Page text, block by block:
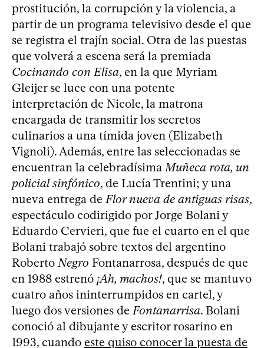
prostitución, la corrupción y la violencia, a
partir de un programa televisivo desde el que
se registra el trajín social. Otra de las puestas
que volverá a escena será la premiada
Cocinando con Elisa, en la que Myriam
Gleijer se luce con una potente
interpretación de Nicole, la matrona
encargada de transmitir los secretos
culinarios a una tímida joven (Elizabeth
Vignoli). Además, entre las seleccionadas se
encuentran la celebradísima Muñeca rota, un
policial sinfónico, de Lucía Trentini; y una
nueva entrega de Flor nueva de antiguas risas,
espectáculo codirigido por Jorge Bolani y
Eduardo Cervieri, que fue el cuarto en el que
Bolani trabajó sobre textos del argentino
Roberto Negro Fontanarrosa, después de que
en 1988 estrenó ¡Ah, machos!, que se mantuvo
cuatro años ininterrumpidos en cartel, y
luego dos versiones de Fontanarrisa. Bolani
conoció al dibujante y escritor rosarino en
1993, cuando este quiso conocer la puesta de